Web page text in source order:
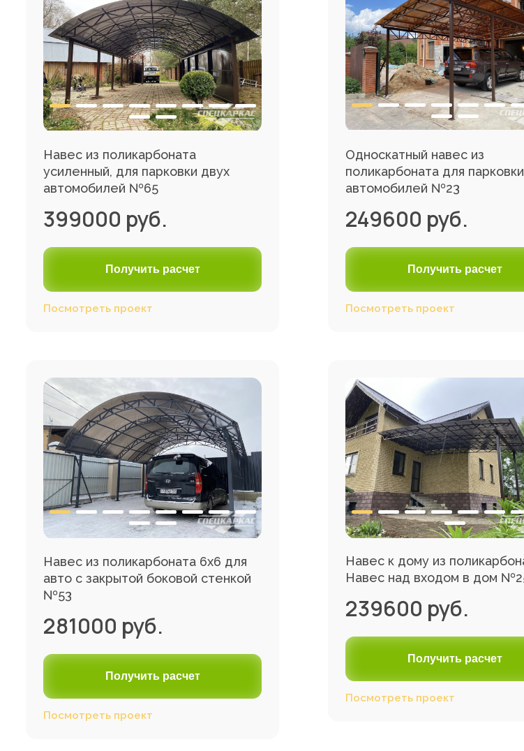
Навес из поликарбоната
усиленный, для парковки двух
автомобилей №65
399000 руб.
Получить расчет
Посмотреть проект
Односкатный навес из
поликарбоната для
автомобилей №23
249600 руб.
Получить расчет
Посмотреть проект
Навес из поликарбоната 6х6 для
авто с закрытой боковой стенкой
№53
281000 руб.
Получить расчет
Посмотреть проект
Навес к дому из
Навес над входом в дом
239600 руб.
Получить расчет
Посмотреть проект